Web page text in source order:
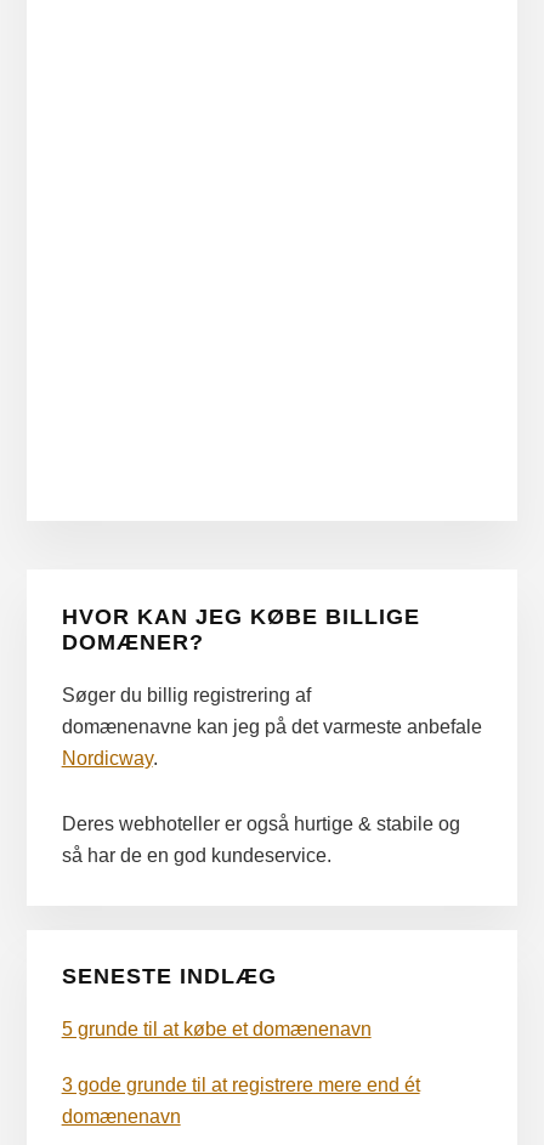
Primær
Sidebar
HVOR KAN JEG KØBE BILLIGE
DOMÆNER?
Søger du billig registrering af
domænenavne kan jeg på det varmeste anbefale
Nordicway.
Deres webhoteller er også hurtige & stabile og
så har de en god kundeservice.
SENESTE INDLÆG
5 grunde til at købe et domænenavn
3 gode grunde til at registrere mere end ét
domænenavn